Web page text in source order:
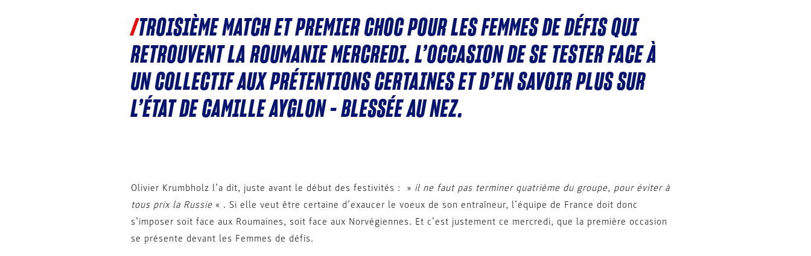
TROISIÈME MATCH ET PREMIER CHOC POUR LES FEMMES DE DÉFIS QUI
RETROUVENT LA ROUMANIE MERCREDI. L’OCCASION DE SE TESTER FACE À
UN COLLECTIF AUX PRÉTENTIONS CERTAINES ET D’EN SAVOIR PLUS SUR
L’ÉTAT DE CAMILLE AYGLON – BLESSÉE AU NEZ.
Olivier Krumbholz l’a dit, juste avant le début des festivités : » il ne faut pas terminer quatrième du groupe, pour éviter à
tous prix la Russie « . Si elle veut être certaine d’exaucer le voeux de son entraîneur, l’équipe de France doit donc
s’imposer soit face aux Roumaines, soit face aux Norvégiennes. Et c’est justement ce mercredi, que la première occasion
se présente devant les Femmes de défis.